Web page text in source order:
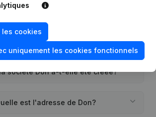
le numéro de TVA de Don?
est l'identifiant PEPPOL de Don?
société Don a-t-elle été créée?
est l'adresse de Don?
les cookies
uniquement les cookies fonctionnels